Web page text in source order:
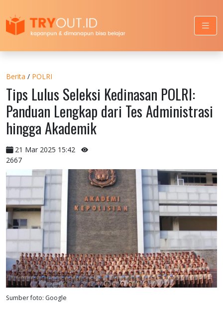
Berita / POLRI
Tips Lulus Seleksi Kedinasan POLRI:
Panduan Lengkap dari Tes Administrasi
hingga Akademik
21 Mar 2025 15:42
2667
Sumber foto: Google